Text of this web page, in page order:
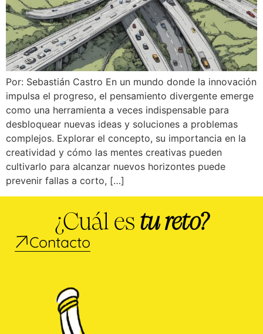
Por: Sebastián Castro En un mundo donde la innovación
impulsa el progreso, el pensamiento divergente emerge
como una herramienta a veces indispensable para
desbloquear nuevas ideas y soluciones a problemas
complejos. Explorar el concepto, su importancia en la
creatividad y cómo las mentes creativas pueden
cultivarlo para alcanzar nuevos horizontes puede
prevenir fallas a corto, […]
¿Cuál es tu reto?
Contacto